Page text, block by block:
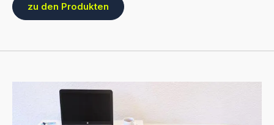
zu den Produkten